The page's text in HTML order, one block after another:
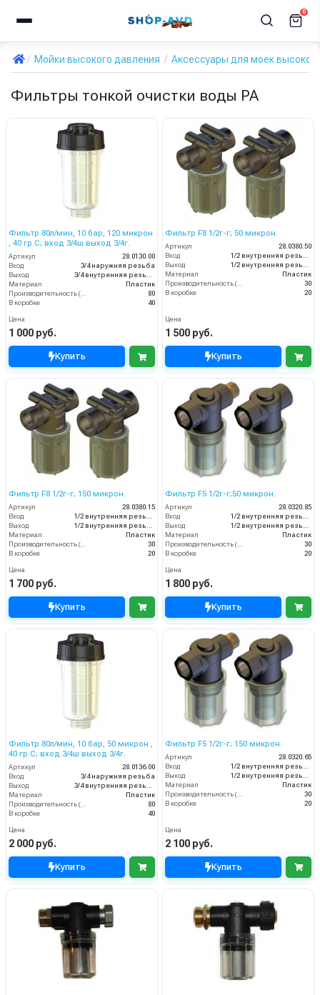
0
Мойки высокого давления Аксессуары для моек
Фильтры тонкой очистки воды PA
Фильтр 80л/мин, 10 бар, 120 микрон
, 40 гр.С; вход 3/4ш выход 3/4г.
Артикул
28.0130.00
Вход
3/4 наружняя резьба
Выход
3/4 внутренняя резьба
Материал
Пластик
Производительность (л/мин)
80
В коробке
40
Цена
1 000 руб.
Купить
Фильтр F8 1/2г-г; 50 микрон.
Артикул
28.0380.50
Вход
1/2 внутренняя резьба
Выход
1/2 внутренняя резьба
Материал
Пластик
Производительность (л/мин)
30
В коробке
20
Цена
1 500 руб.
Купить
Фильтр F8 1/2г-г; 150 микрон.
Артикул
28.0380.15
Вход
Выход
Материал
Пластик
30
В коробке
20
Цена
1 700 руб.
Купить
Фильтр F5 1/2г-г;50 микрон.
Артикул
28.0320.85
Вход
Выход
Материал
Пластик
30
В коробке
20
Цена
1 800 руб.
Купить
Фильтр 80л/мин, 10 бар, 50 микрон ,
40 гр.С; вход 3/4ш выход 3/4г.
Артикул
28.0136.00
Вход
3/4 наружняя резьба
Выход
Материал
Пластик
80
В коробке
40
Цена
2 000 руб.
Купить
Фильтр F5 1/2г-г; 150 микрон.
Артикул
28.0320.65
Вход
Выход
Материал
Пластик
30
В коробке
20
Цена
2 100 руб.
Купить